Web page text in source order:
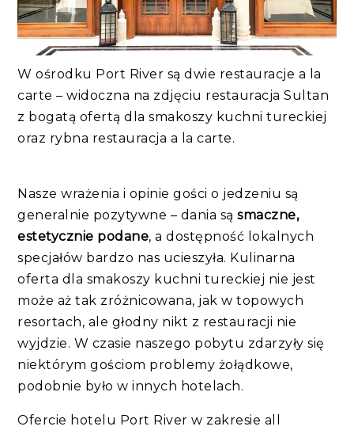
W ośrodku Port River są dwie restauracje a la
carte – widoczna na zdjęciu restauracja Sultan
z bogatą ofertą dla smakoszy kuchni tureckiej
oraz rybna restauracja a la carte.
Nasze wrażenia i opinie gości o jedzeniu są
generalnie pozytywne – dania sąsmaczne,
estetycznie podane, a dostępność lokalnych
specjałów bardzo nas ucieszyła. Kulinarna
oferta dla smakoszy kuchni tureckiej nie jest
może aż tak zróżnicowana, jak w topowych
resortach, ale głodny nikt z restauracji nie
wyjdzie. W czasie naszego pobytu zdarzyły się
niektórym gościom problemy żołądkowe,
podobnie było w innych hotelach.
Ofercie hotelu Port River w zakresie all